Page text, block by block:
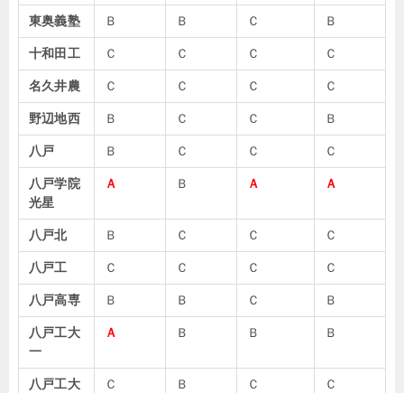
東奥義塾 Ｂ Ｂ Ｃ Ｂ
十和田工 Ｃ Ｃ Ｃ Ｃ
名久井農 Ｃ Ｃ Ｃ Ｃ
野辺地西 Ｂ Ｃ Ｃ Ｂ
八戸 Ｂ Ｃ Ｃ Ｃ
八戸学院
光星
Ａ Ｂ Ａ Ａ
八戸北 Ｂ Ｃ Ｃ Ｃ
八戸工 Ｃ Ｃ Ｃ Ｃ
八戸高専 Ｂ Ｂ Ｃ Ｂ
八戸工大
一
Ａ Ｂ Ｂ Ｂ
八戸工大
Ｃ Ｂ Ｃ Ｃ